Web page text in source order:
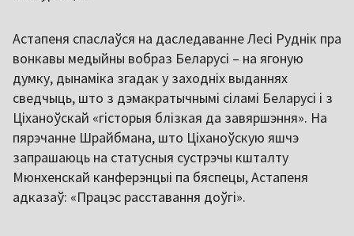
Астапеня спаслаўся на даследаванне Лесі Руднік пра
вонкавы медыйны вобраз Беларусі – на ягоную
думку, дынаміка згадак у заходніх выданнях
сведчыць, што з дэмакратычнымі сіламі Беларусі і з
Ціханоўскай «гісторыя блізкая да завяршэння». На
пярэчанне Шрайбмана, што Ціханоўскую яшчэ
запрашаюць на статусныя сустрэчы кшталту
Мюнхенскай канферэнцыі па бяспецы, Астапеня
адказаў: «Працэс расставання доўгі».